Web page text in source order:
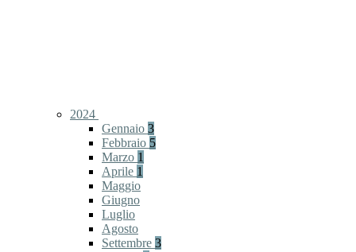
2024
Gennaio 3
Febbraio 5
Marzo 1
Aprile 1
Maggio
Giugno
Luglio
Agosto
Settembre 3